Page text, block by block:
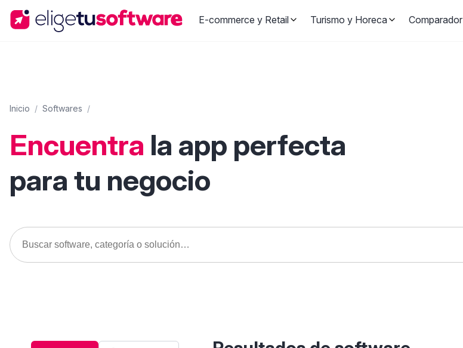
E-commerce y Retail Turismo y Horeca Comparador
Inicio / Softwares /
Encuentra la app perfecta
para tu negocio